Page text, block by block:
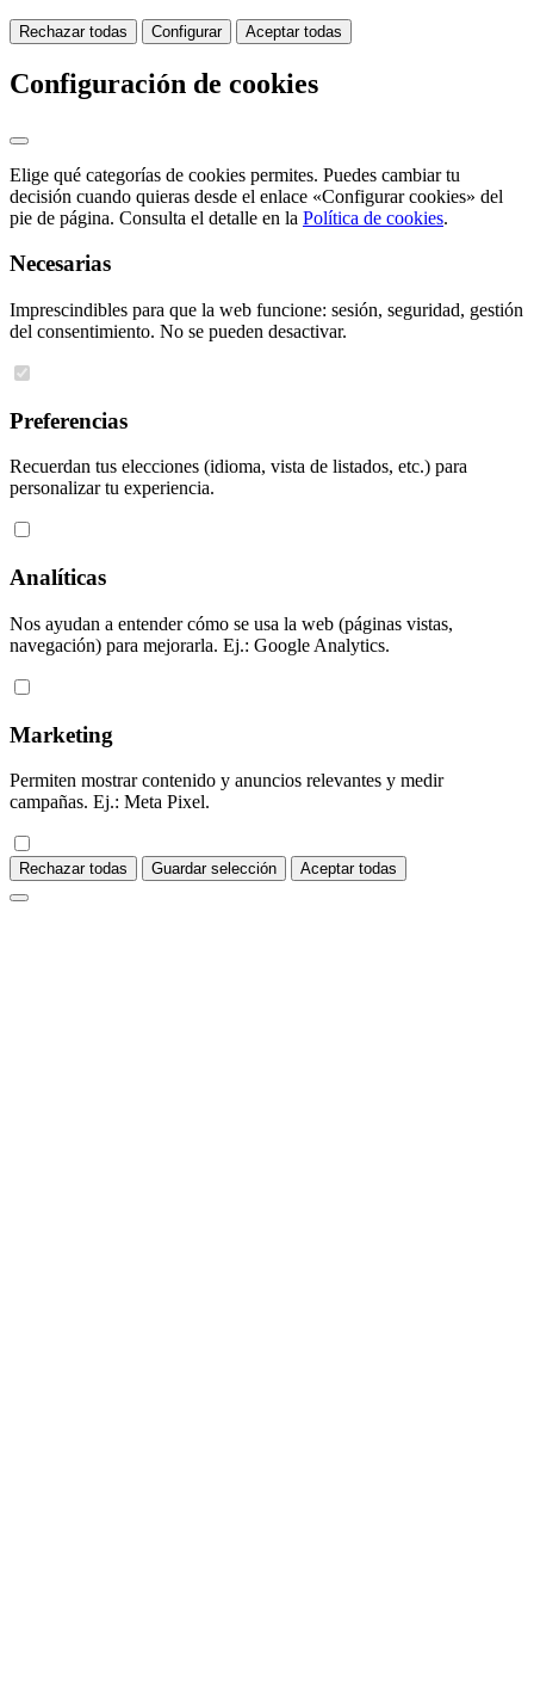
Rechazar todas Configurar Aceptar todas
Configuración de cookies
Elige qué categorías de cookies permites. Puedes cambiar tu
decisión cuando quieras desde el enlace «Configurar cookies» del
pie de página. Consulta el detalle en la Política de cookies.
Necesarias
Imprescindibles para que la web funcione: sesión, seguridad, gestión
del consentimiento. No se pueden desactivar.
Preferencias
Recuerdan tus elecciones (idioma, vista de listados, etc.) para
personalizar tu experiencia.
Analíticas
Nos ayudan a entender cómo se usa la web (páginas vistas,
navegación) para mejorarla. Ej.: Google Analytics.
Marketing
Permiten mostrar contenido y anuncios relevantes y medir
campañas. Ej.: Meta Pixel.
Rechazar todas Guardar selección Aceptar todas